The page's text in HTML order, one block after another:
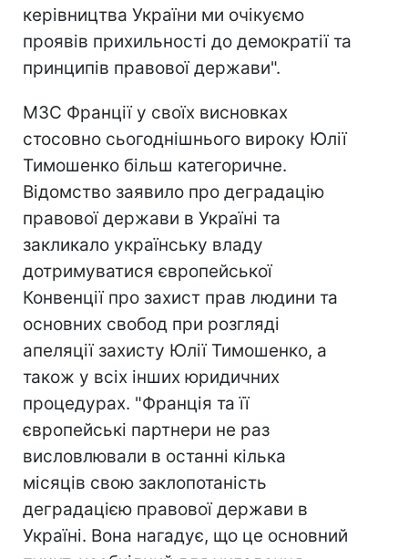
керівництва України ми очікуємо
проявів прихильності до демократії та
принципів правової держави".
МЗС Франції у своїх висновках
стосовно сьогоднішнього вироку Юлії
Тимошенко більш категоричне.
Відомство заявило про деградацію
правової держави в Україні та
закликало українську владу
дотримуватися європейської
Конвенції про захист прав людини та
основних свобод при розгляді
апеляції захисту Юлії Тимошенко, а
також у всіх інших юридичних
процедурах. "Франція та її
європейські партнери не раз
висловлювали в останні кілька
місяців свою заклопотаність
деградацією правової держави в
Україні. Вона нагадує, що це основний